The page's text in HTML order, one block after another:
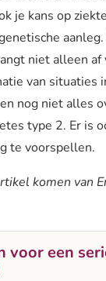
je kans op
niet alleen af
van situaties
nog niet alles
type 2. Er is
te voorspellen.
komen van
voor een